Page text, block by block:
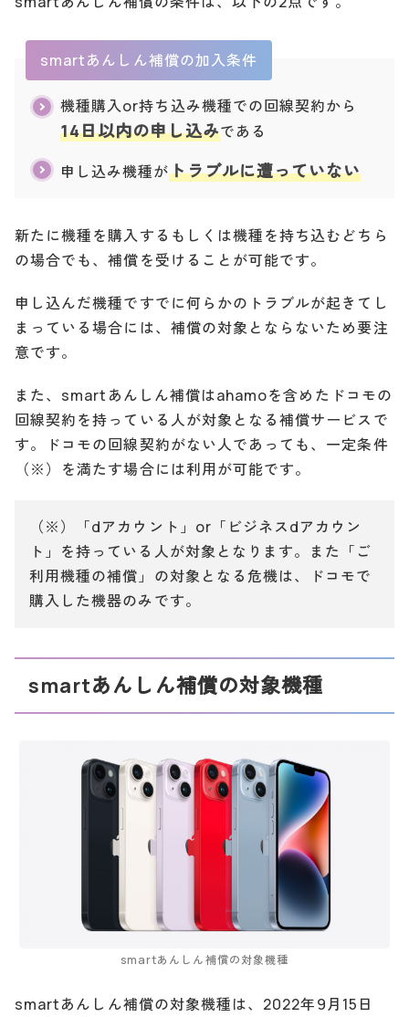
smartあんしん補償の加入条件
機種購入or持ち込み機種での回線契約から
14日以内の申し込みである
申し込み機種がトラブルに遭っていない
新たに機種を購入するもしくは機種を持ち込むどちら
の場合でも、補償を受けることが可能です。
申し込んだ機種ですでに何らかのトラブルが起きてし
まっている場合には、補償の対象とならないため要注
意です。
また、smartあんしん補償はahamoを含めたドコモの
回線契約を持っている人が対象となる補償サービスで
す。ドコモの回線契約がない人であっても、一定条件
（※）を満たす場合には利用が可能です。
（※）「dアカウント」or「ビジネスdアカウン
ト」を持っている人が対象となります。また「ご
利用機種の補償」の対象となる危機は、ドコモで
購入した機器のみです。
smartあんしん補償の対象機種
smartあんしん補償の対象機種
smartあんしん補償の対象機種は、2022年9月15日